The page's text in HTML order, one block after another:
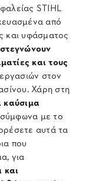
STIHL
από
και υφάσματος
και τους
στον
Χάρη στη
καύσιμα
με το
αυτά τα
που
για
και